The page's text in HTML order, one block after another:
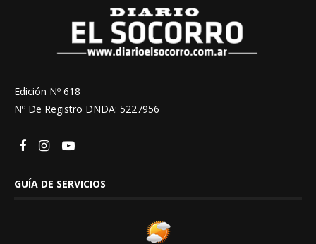
Edición Nº 618
Nº De Registro DNDA: 5227956
GUÍA DE SERVICIOS